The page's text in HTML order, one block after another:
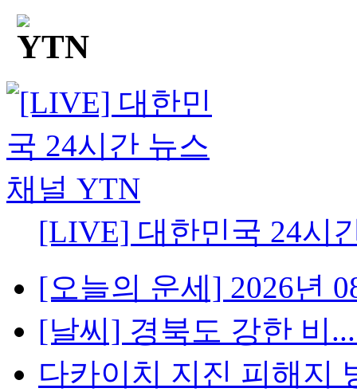
[LIVE] 대한민국 24시
[오늘의 운세] 2026년
[날씨] 경북도 강한 비
다카이치 지진 피해지